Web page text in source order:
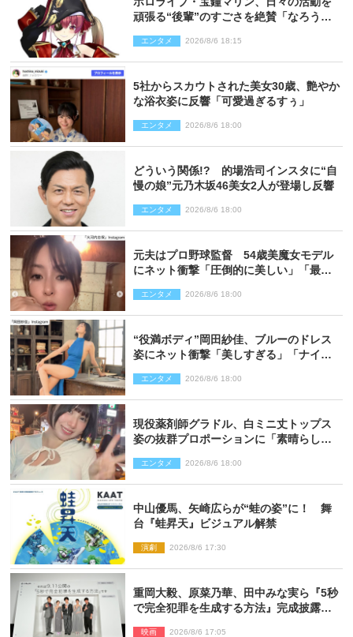
頑張る“後輩”のすごさを絶賛「なろう系
エンタメ 2026/8/6 18:15
5社からスカウトされた美女30歳、艶やか
な浴衣姿に反響「可愛過ぎるすぅ」
エンタメ 2026/8/6 18:00
どういう関係!? 的場浩司インスタに“自
慢の娘”元乃木坂46美女2人が登場し反響
エンタメ 2026/8/6 18:00
元夫はプロ野球監督 54歳美魔女モデル
にネット衝撃「圧倒的に美しい」「最強
エンタメ 2026/8/6 18:00
“役満ボディ”岡田紗佳、ブルーのドレス
姿にネット衝撃「美しすぎる」「ナイ
エンタメ 2026/8/6 18:00
現役薬剤師グラドル、白ミニ丈トップス
姿の抜群プロポーションに「素晴らしす
エンタメ 2026/8/6 18:00
中山優馬、矢崎広らが“蛙の姿”に！ 舞
台『蛙昇天』ビジュアル解禁
演劇 2026/8/6 17:30
重岡大毅、原菜乃華、田中みな実ら『5秒
で完全犯罪を生成する方法』完成披露に
映画 2026/8/6 17:05